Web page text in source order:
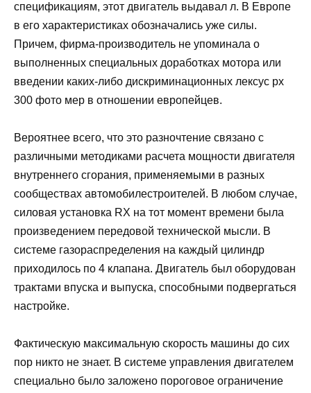
спецификациям, этот двигатель выдавал л. В Европе
в его характеристиках обозначались уже силы.
Причем, фирма-производитель не упоминала о
выполненных специальных доработках мотора или
введении каких-либо дискриминационных лексус рх
300 фото мер в отношении европейцев.
Вероятнее всего, что это разночтение связано с
различными методиками расчета мощности двигателя
внутреннего сгорания, применяемыми в разных
сообществах автомобилестроителей. В любом случае,
силовая установка RX на тот момент времени была
произведением передовой технической мысли. В
системе газораспределения на каждый цилиндр
приходилось по 4 клапана. Двигатель был оборудован
трактами впуска и выпуска, способными подвергаться
настройке.
Фактическую максимальную скорость машины до сих
пор никто не знает. В системе управления двигателем
специально было заложено пороговое ограничение